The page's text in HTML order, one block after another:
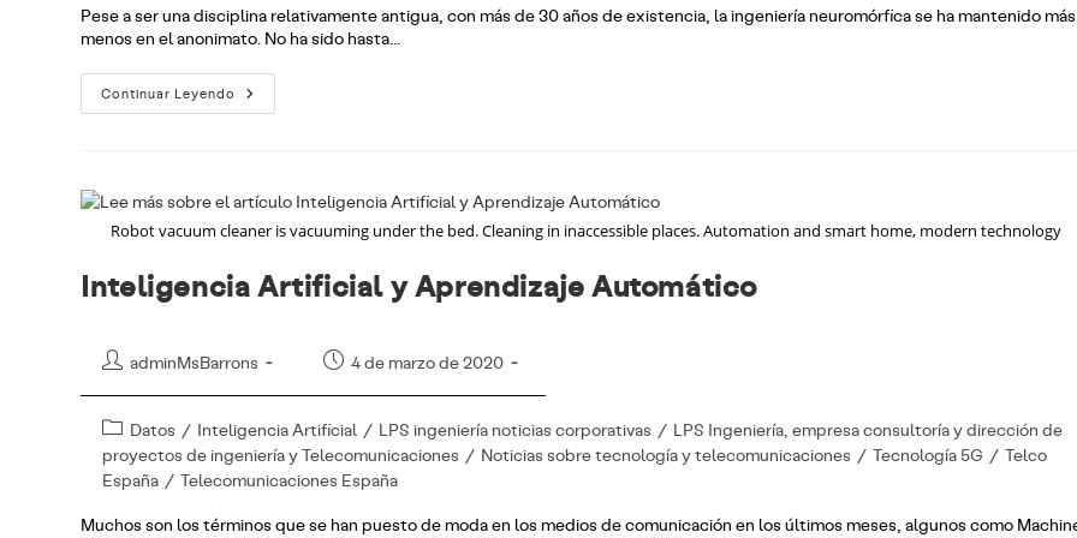
Pese a ser una disciplina relativamente antigua, con más de 30 años de existencia, la ingeniería neuromórfica se ha mantenido
menos en el anonimato. No ha sido hasta…
Continuar Leyendo Ingeniería
Neuromórfica:
Robot vacuum cleaner is vacuuming under the bed. Cleaning in inaccessible places. Automation and smart home, modern technology
Inteligencia Artificial y Aprendizaje Automático
Autor
entrada:
adminMsBarrons
Publicación
entrada:
4 de marzo de 2020
Categoría
de
la
Datos / Inteligencia Artificial / LPS ingeniería noticias corporativas / LPS Ingeniería, empresa consultoría y dirección de
proyectos de ingeniería y Telecomunicaciones / Noticias sobre tecnología y telecomunicaciones / Tecnología 5G / Telco
España / Telecomunicaciones España
Muchos son los términos que se han puesto de moda en los medios de comunicación en los últimos meses, algunos como